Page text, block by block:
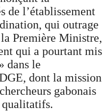
de l’établissement
qui outrage
Première Ministre,
qui a pourtant mis
dans le
dont la mission
gabonais
qualitatifs.